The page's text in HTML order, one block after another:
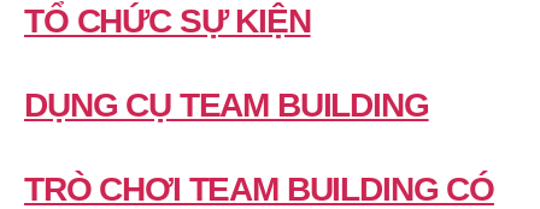
TỔ CHỨC SỰ KIỆN
DỤNG CỤ TEAM BUILDING
TRÒ CHƠI TEAM BUILDING CÓ